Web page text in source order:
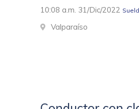
10:08 a.m. 31/Dic/2022
Valparaíso